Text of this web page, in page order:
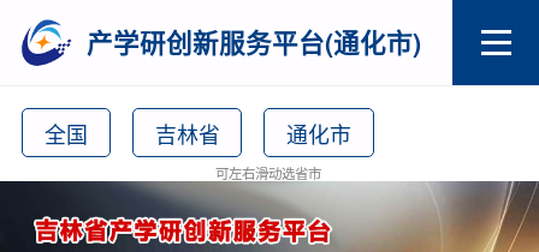
产学研创新服务平台(通化市)
全国 吉林省 通化市
可左右滑动选省市